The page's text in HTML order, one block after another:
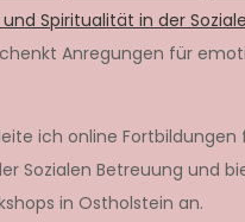
Spiritualität in der
Anregungen für
ich online Fortbildungen
Sozialen Betreuung und
in Ostholstein an.